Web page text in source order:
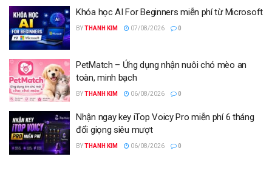
Khóa học AI For Beginners miễn phí từ Microsoft
BYTHANH KIM 07/08/2026 0
PetMatch – Ứng dụng nhận nuôi chó mèo an
toàn, minh bạch
BYTHANH KIM 06/08/2026 0
Nhận ngay key iTop Voicy Pro miễn phí 6 tháng
đổi giọng siêu mượt
BYTHANH KIM 06/08/2026 0